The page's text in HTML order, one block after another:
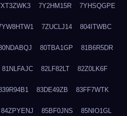
7Y2HM15R 7YHSQGPE
7ZUCLJ14 804ITWBC
80TBA1GP 81B6R5DR
81NLFAJC 82LF82LT 82Z0LK6F
83DE49ZB 83FF7WTK
84ZPYENJ 85BF0JNS 85NIO1GL